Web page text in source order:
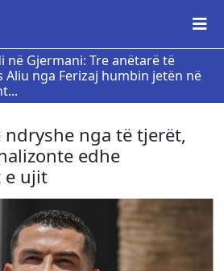
në Gjermani: Tre anëtarë të
Aliu nga Ferizaj humbin jetën në
ndryshe nga të tjerët,
edhe
e ujit